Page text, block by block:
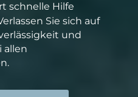
schnelle Hilfe
Sie sich auf
und
allen